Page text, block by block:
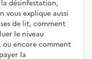
désinfestation,
vous explique aussi
de lit, comment
le niveau
ou encore comment
la